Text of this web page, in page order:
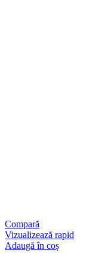
Compară
Vizualizează rapid
Adaugă în coș